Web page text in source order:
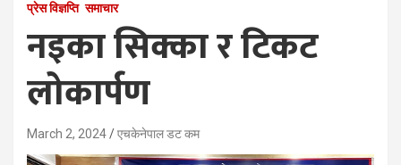
प्रेस विज्ञप्ति समाचार
नइका सिक्का र टिकट
लोकार्पण
March 2, 2024 एचकेनेपाल डट कम